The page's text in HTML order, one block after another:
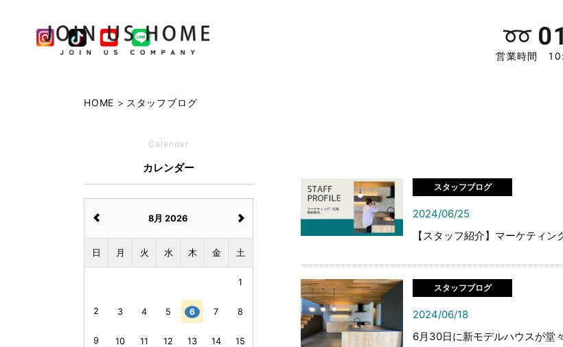
営業時間
HOME スタッフブログ
スタッフブログ
2024/06/25
【スタッフ紹介】マーケティ
スタッフブログ
2024/06/18
6月30日に新モデルハウスが堂
Calender
カレンダー
8月 2026
日 月 火 水 木 金 土
1
2 3 4 5 6 7 8
9 10 11 12 13 14 15